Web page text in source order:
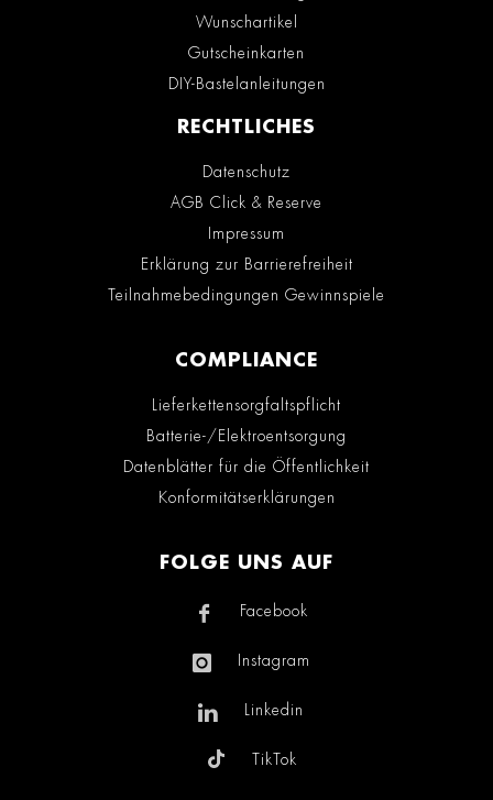
Wunschartikel
Gutscheinkarten
DIY-Bastelanleitungen
RECHTLICHES
Datenschutz
AGB Click & Reserve
Impressum
Erklärung zur Barrierefreiheit
Teilnahmebedingungen Gewinnspiele
COMPLIANCE
Lieferkettensorgfaltspflicht
Batterie-/Elektroentsorgung
Datenblätter für die Öffentlichkeit
Konformitätserklärungen
FOLGE UNS AUF
Facebook
Instagram
Linkedin
TikTok